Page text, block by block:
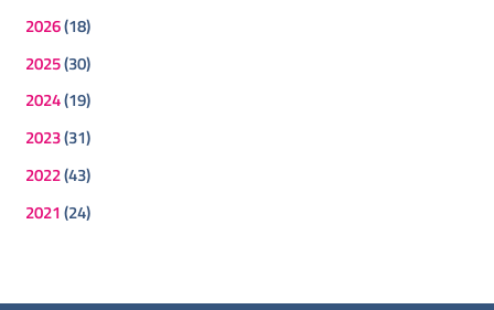
2026(18)
2025(30)
2024(19)
2023(31)
2022(43)
2021 (24)